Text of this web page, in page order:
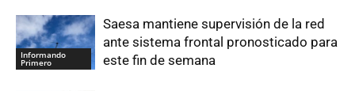
Informando
Primero
Saesa mantiene supervisión de la red
ante sistema frontal pronosticado para
este fin de semana